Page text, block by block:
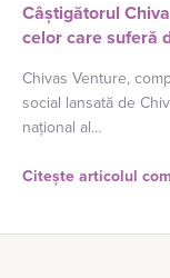
Câștigătorul
celor care suferă
Chivas Venture,
social lansată de
național al…
Citește articolul